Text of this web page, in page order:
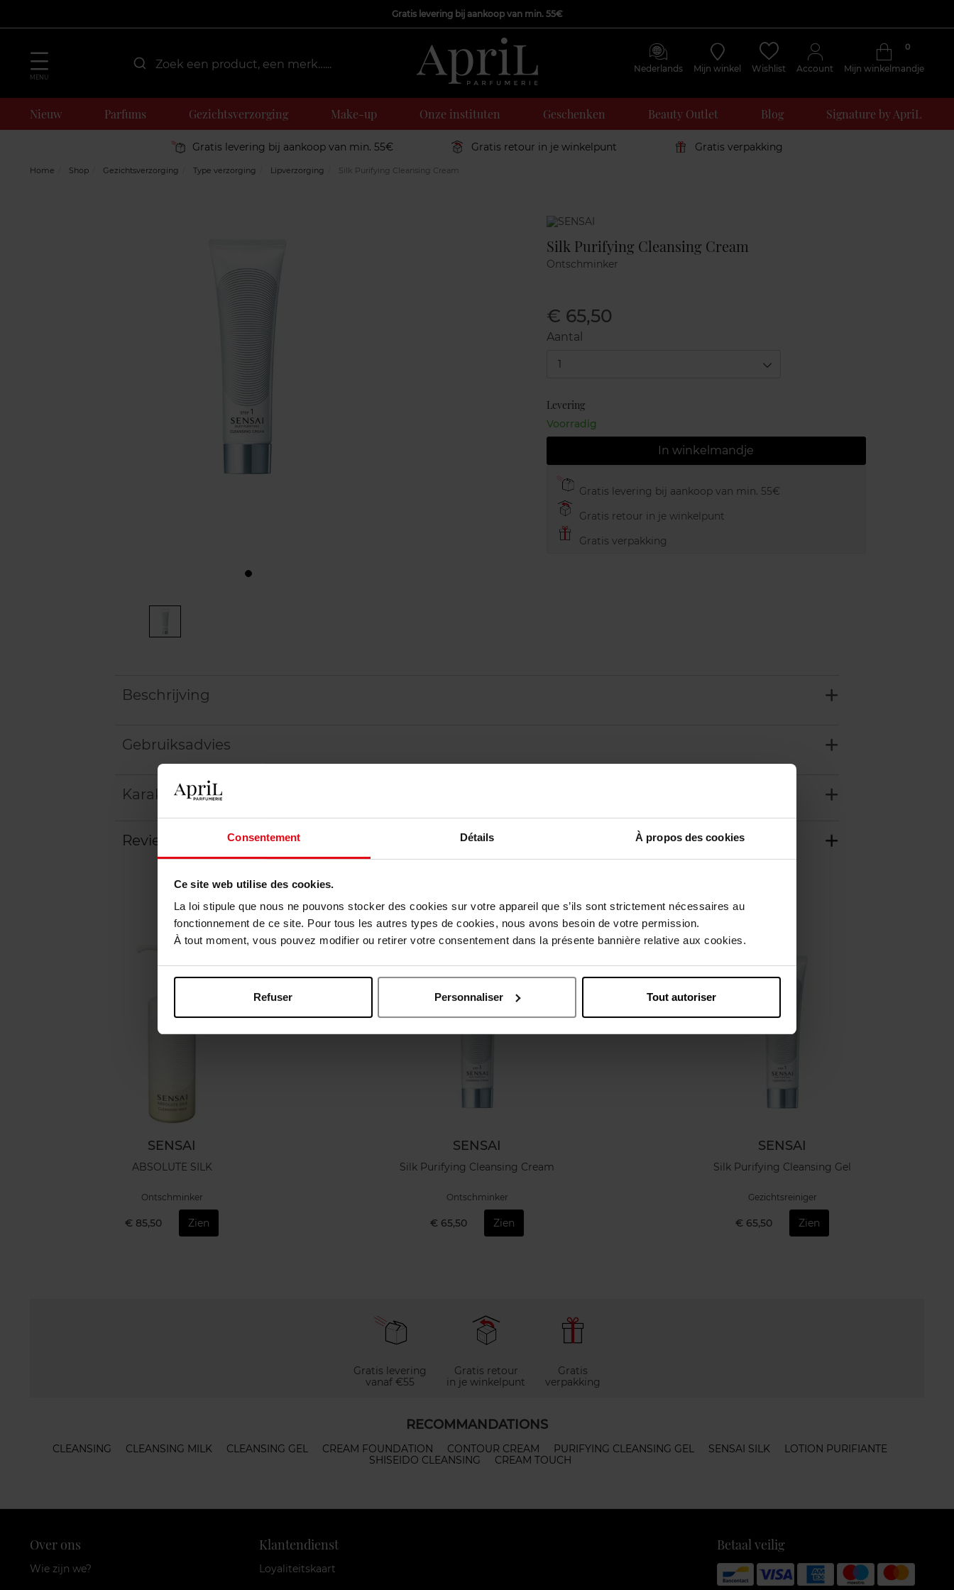
Consentement Détails À propos des cookies
Ce site web utilise des cookies.
La loi stipule que nous ne pouvons stocker des cookies sur votre appareil que s’ils sont strictement nécessaires au
fonctionnement de ce site. Pour tous les autres types de cookies, nous avons besoin de votre permission.
À tout moment, vous pouvez modifier ou retirer votre consentement dans la présente bannière relative aux cookies.
Refuser Personnaliser Tout autoriser
Gratis levering bij aankoop van min. 55€
MENU
Nederlands Mijn winkel Wishlist Account Mijn winkelmandje
0
Nieuw Parfums Gezichtsverzorging Make-up Onze instituten Geschenken Beauty Outlet Blog Signature by ApriL
Gratis levering bij aankoop van min. 55€ Gratis retour in je winkelpunt Gratis verpakking
Home Shop Gezichtsverzorging Type verzorging Lipverzorging Silk Purifying Cleansing Cream
Marque
Silk Purifying Cleansing Cream
Ontschminker
€ 65,50
Aantal
1
Levering
Voorradig
In winkelmandje
Gratis levering bij aankoop van min. 55€
Gratis retour in je winkelpunt
Gratis verpakking
Beschrijving
Gebruiksadvies
Karakteristieken
Review Beleid inzake klantbeoordelingen
SENSAI
ABSOLUTE SILK
Ontschminker
€ 85,50 Zien
SENSAI
Silk Purifying Cleansing Cream
Ontschminker
€ 65,50 Zien
SENSAI
Silk Purifying Cleansing Gel
Gezichtsreiniger
€ 65,50 Zien
Gratis levering
vanaf €55
Gratis retour
in je winkelpunt
Gratis
verpakking
RECOMMANDATIONS
CLEANSING CLEANSING MILK CLEANSING GEL CREAM FOUNDATION CONTOUR CREAM PURIFYING CLEANSING GEL SENSAI SILK
LOTION PURIFIANTE
SHISEIDO CLEANSING
CREAM TOUCH
Over ons
Wie zijn we?
Klantendienst
Loyaliteitskaart
Betaal veilig